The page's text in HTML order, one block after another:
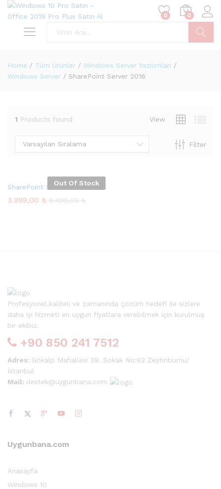
0 0
Home / Tüm Ürünler / Windows Server Yazılımları /
Windows Server / SharePoint Server 2016
1 Products found View
Filter
Varsayılan Sıralama
Out Of Stock
SharePoint Server 2016
3.999,00 ₺ 6.499,00₺
Profesyonel,kaliteli ve zamanında çözüm hedefi ile sizlere
daha iyi hizmeti en uygun fiyatlara verebilmek için kurulmuş
bir ekibiz.
+90 850 241 7512
Adres: Gökalp Mahallesi 39. Sokak No:82 Zeytinburnu/
İstanbul
Mail: destek@uygunbana.com
Uygunbana.com
Anasayfa
Windows 10